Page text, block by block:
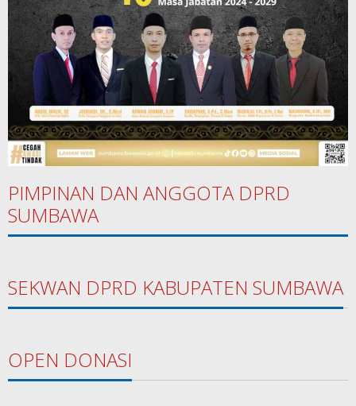
PIMPINAN DAN ANGGOTA DPRD
SUMBAWA
SEKWAN DPRD KABUPATEN SUMBAWA
OPEN DONASI